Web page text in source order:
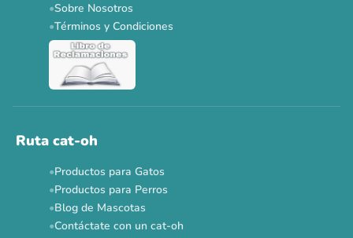
Sobre Nosotros
Términos y Condiciones
Ruta cat-oh
Productos para Gatos
Productos para Perros
Blog de Mascotas
Contáctate con un cat-oh